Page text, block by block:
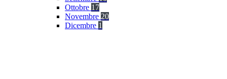
Ottobre 17
Novembre 20
Dicembre 1